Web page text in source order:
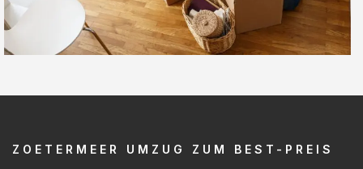
ZOETERMEER UMZUG ZUM BEST-PREIS